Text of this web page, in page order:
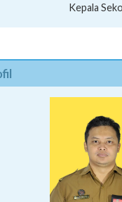
Kepala